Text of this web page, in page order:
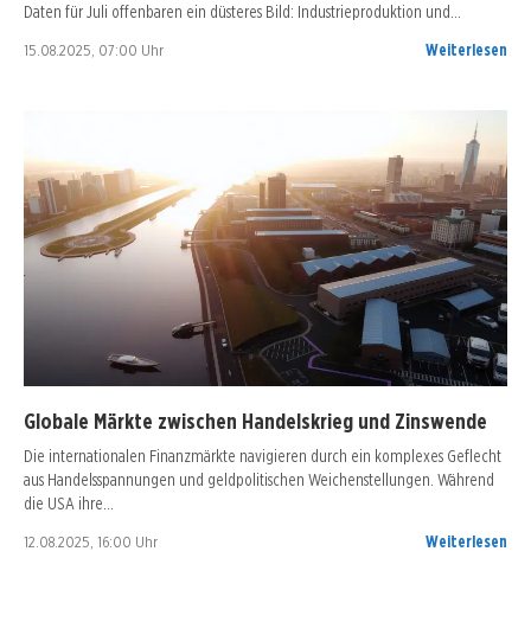
Daten für Juli offenbaren ein düsteres Bild: Industrieproduktion und…
15.08.2025, 07:00 Uhr Weiterlesen
Globale Märkte zwischen Handelskrieg und Zinswende
Die internationalen Finanzmärkte navigieren durch ein komplexes Geflecht
aus Handelsspannungen und geldpolitischen Weichenstellungen. Während
die USA ihre…
12.08.2025, 16:00 Uhr Weiterlesen